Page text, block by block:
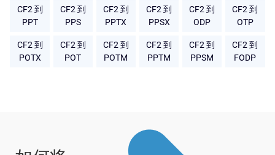
CF2 到
PPT
CF2 到
PPS
CF2 到
PPTX
CF2 到
PPSX
CF2 到
ODP
CF2 到
OTP
CF2 到
POTX
CF2 到
POT
CF2 到
POTM
CF2 到
PPTM
CF2 到
PPSM
CF2 到
FODP